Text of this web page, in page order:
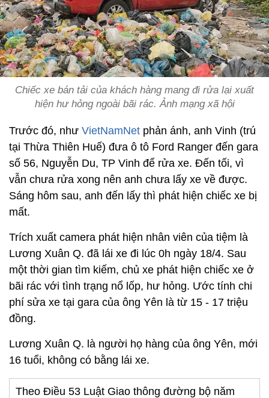
Chiếc xe bán tải của khách hàng mang đi rửa lại xuất
hiện hư hỏng ngoài bãi rác. Ảnh mạng xã hội
Trước đó, như VietNamNet phản ánh, anh Vinh (trú
tại Thừa Thiên Huế) đưa ô tô Ford Ranger đến gara
số 56, Nguyễn Du, TP Vinh để rửa xe. Đến tối, vì
vẫn chưa rửa xong nên anh chưa lấy xe về được.
Sáng hôm sau, anh đến lấy thì phát hiện chiếc xe bị
mất.
Trích xuất camera phát hiện nhân viên của tiệm là
Lương Xuân Q. đã lái xe đi lúc 0h ngày 18/4. Sau
một thời gian tìm kiếm, chủ xe phát hiện chiếc xe ở
bãi rác với tình trạng nổ lốp, hư hỏng. Ước tính chi
phí sửa xe tại gara của ông Yên là từ 15 - 17 triệu
đồng.
Lương Xuân Q. là người họ hàng của ông Yên, mới
16 tuổi, không có bằng lái xe.
Theo Điều 53 Luật Giao thông đường bộ năm